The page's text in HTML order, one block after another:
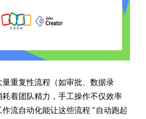
重复性流程（如审批、数据录
耗着团队精力，手工操作不仅效率
流自动化能让这些流程 “自动跑起